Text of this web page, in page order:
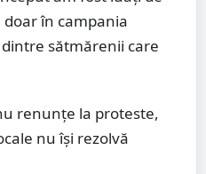
în campania
sătmărenii care
renunțe la proteste,
nu își rezolvă